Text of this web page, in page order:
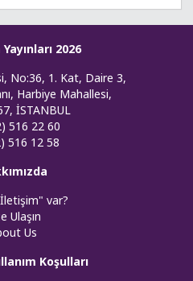
2026
No:36, 1. Kat, Daire 3,
Harbiye Mahallesi,
İSTANBUL
516 22 60
516 12 58
var?
Ulaşın
Us
Koşulları